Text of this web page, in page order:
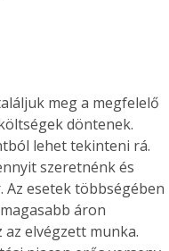
meg a megfelelő
döntenek.
lehet tekinteni rá.
szeretnénk és
esetek többségében
áron
elvégzett munka.